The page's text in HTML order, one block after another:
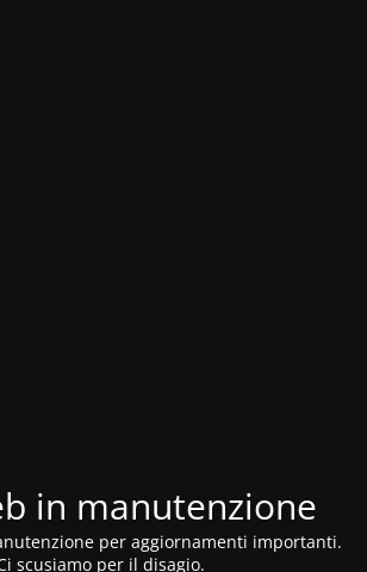
in manutenzione
per aggiornamenti importanti.
scusiamo per il disagio.